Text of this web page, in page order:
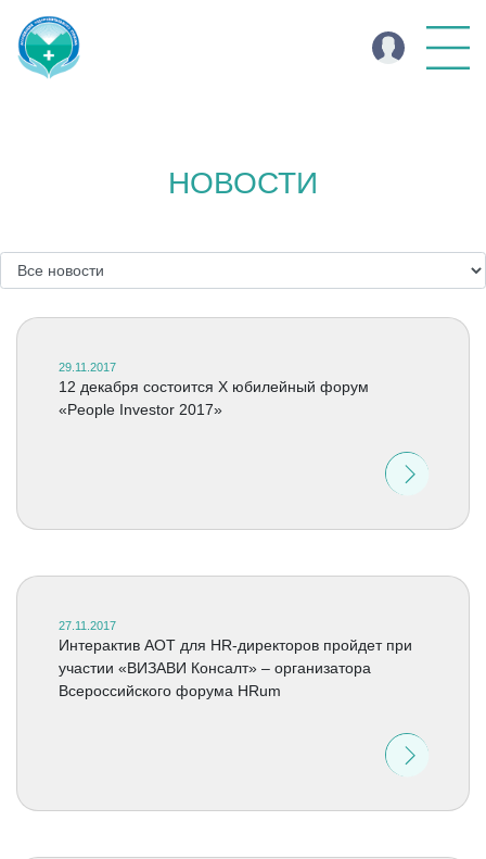
НОВОСТИ
29.11.2017
12 декабря состоится X юбилейный форум
«People Investor 2017»
27.11.2017
Интерактив АОТ для HR-директоров пройдет при
участии «ВИЗАВИ Консалт» – организатора
Всероссийского форума HRum